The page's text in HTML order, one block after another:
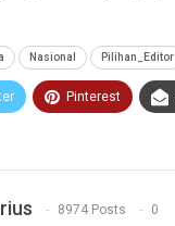
Nasional Pilihan_Editor
Pinterest
8974 Posts 0